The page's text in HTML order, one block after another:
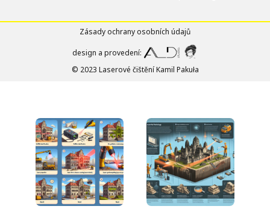
© 2023 Laserové čištění Kamil Pakuła
Zásady ochrany osobních údajů
design a provedení: